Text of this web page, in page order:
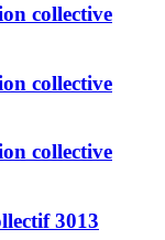
collective
collective
collective
3013